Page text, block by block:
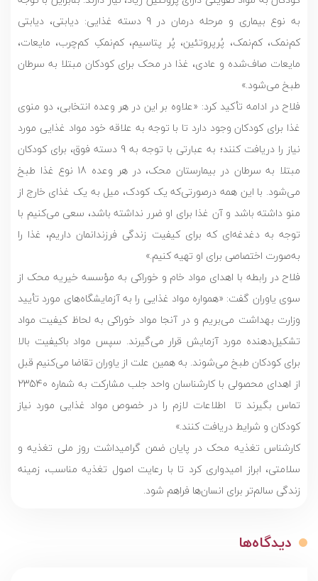
به نوع بیماری و مرحله درمان در 9 دسته غذایی: دیابتی، دیابتی
کم‌نمک، کم‌نمک، پُرپروتئین، پُر پتاسیم، کم‌نمکِ کم‌چرب، مایعات،
مایعات صاف‌شده و عادی، غذا در محک برای کودکان مبتلا به سرطان
طبخ می‌شود.»
فلاح در ادامه تأکید کرد: «علاوه بر این در هر وعده انتخابی، دو منوی
غذا برای کودکان وجود دارد تا با توجه به علاقه خود مواد غذایی مورد
نیاز را دریافت کنند؛ به عبارتی با توجه به 9 دسته فوق، برای کودکان
مبتلا به سرطان در بیمارستان محک، در هر وعده 18 نوع غذا طبخ
می‌شود. با این همه درصورتی‌که یک کودک، میل به یک غذای خارج از
منو داشته باشد و آن غذا برای او ضرر نداشته باشد، سعی می‌کنیم با
توجه به دغدغه‎‌ای که برای کیفیت زندگی فرزندانمان داریم، غذا را
به‌صورت اختصاصی برای او تهیه کنیم.»
فلاح در رابطه با اهدای مواد خام و خوراکی به مؤسسه خیریه محک از
سوی یاوران گفت: «همواره مواد غذایی را به آزمایشگاه‌های مورد تأیید
وزارت بهداشت می‌بریم و در آنجا مواد خوراکی به لحاظ کیفیت مواد
تشکیل‌دهنده مورد آزمایش قرار می‌گیرند. سپس مواد باکیفیت بالا
برای کودکان طبخ می‌شوند. به همین علت از یاوران تقاضا می‌کنیم قبل
از اهدای محصولی با کارشناسان واحد جلب مشارکت به شماره 23540
تماس بگیرند تا اطلاعات لازم را در خصوص مواد غذایی مورد نیاز
کودکان و شرایط دریافت کنند.»
کارشناس تغذیه محک در پایان ضمن گرامیداشت روز ملی تغذیه و
سلامتی، ابراز امیدواری کرد تا با رعایت اصول تغذیه مناسب، زمینه
زندگی سالم‌تر برای انسان‌ها فراهم شود.
دیدگاه‌ها